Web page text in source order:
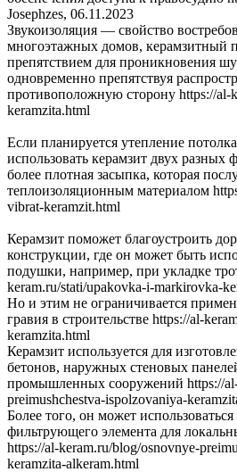
Josephzes, 06.11.2023
Звукоизоляция — свойство
многоэтажных домов, керамзитный
препятствием для проникновения
одновременно препятствуя
противоположную сторону https://al-
keramzita.html
Если планируется утепление
использовать керамзит двух разных
более плотная засыпка, которая
теплоизоляционным материалом
vibrat-keramzit.html
Керамзит поможет благоустроить
конструкции, где он может быть
подушки, например, при укладке
keram.ru/stati/upakovka-i-markirovka-
Но и этим не ограничивается
гравия в строительстве https://al-
keramzita.html
Керамзит используется для
бетонов, наружных стеновых
промышленных сооружений https://
preimushchestva-ispolzovaniya-
Более того, он может использоваться
фильтрующего элемента для
https://al-keram.ru/blog/osnovnye-
keramzita-alkeram.html